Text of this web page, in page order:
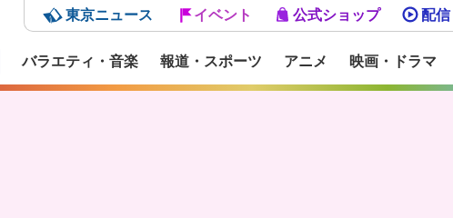
バラエティ・音楽 報道・スポーツ アニメ 映画・ドラマ
東京ニュース イベント 公式ショップ 配信